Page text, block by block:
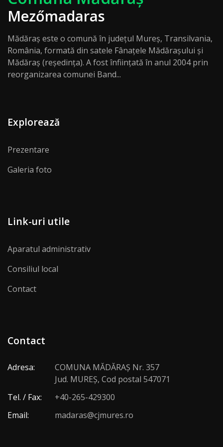
Mezőmadaras
Mădăraș este o comună în județul Mureș, Transilvania,
România, formată din satele Fânațele Mădărașului și
Mădăraș (reședința). A fost înființată în anul 2004 prin
reorganizarea comunei Band...
Explorează
Prezentare
Galeria foto
Link-uri utile
Aparatul administrativ
Consiliul local
Contact
Contact
Adresa:
COMUNA MĂDĂRAŞ Nr. 357
Jud. MUREŞ, Cod postal 547071
Tel. / Fax:
+40-265-429300
Email:
madaras@cjmures.ro